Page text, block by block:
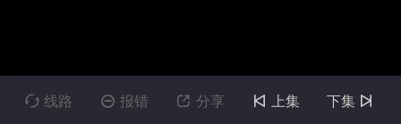
 线路  报错  分享  上集 下集 